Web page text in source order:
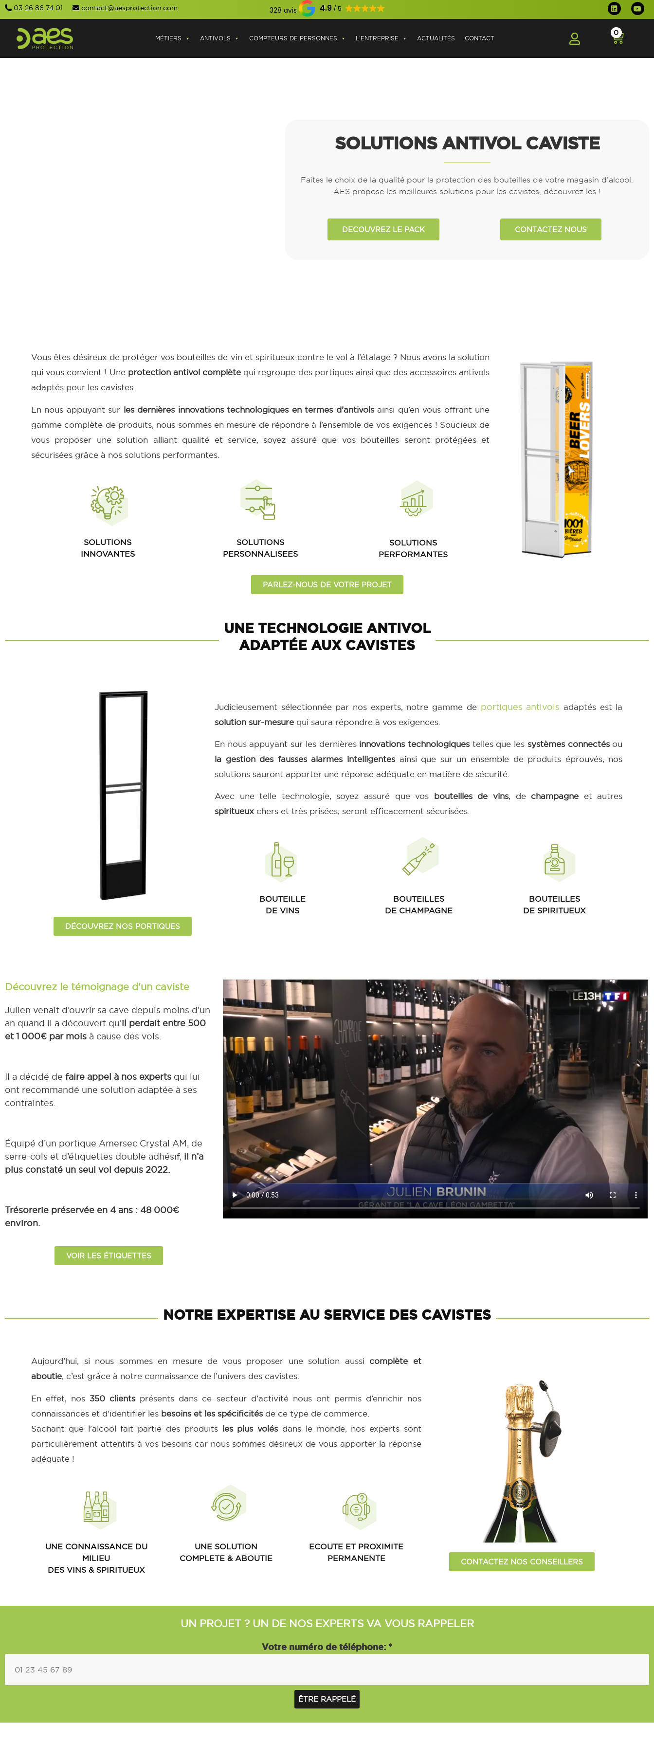
03 26 86 74 01 contact@aesprotection.com 328 avis 4.9
MÉTIERS ANTIVOLS COMPTEURS DE PERSONNES L'ENTREPRISE ACTUALITÉS CONTACT
0
SOLUTIONS ANTIVOL CAVISTE
Faites le choix de la qualité pour la protection des bouteilles de votre magasin d’alcool.
AES propose les meilleures solutions pour les cavistes, découvrez les !
DECOUVREZ LE PACK CONTACTEZ NOUS
Vous êtes désireux de protéger vos bouteilles de vin et spiritueux contre le vol à l’étalage ? Nous avons la solution
qui vous convient ! Une protection antivol complète qui regroupe des portiques ainsi que des accessoires antivols
adaptés pour les cavistes.
En nous appuyant sur les dernières innovations technologiques en termes d’antivolsainsi qu’en vous offrant une
gamme complète de produits, nous sommes en mesure de répondre à l’ensemble de vos exigences ! Soucieux de
vous proposer une solution alliant qualité et service, soyez assuré que vos bouteilles seront protégées et
sécurisées grâce à nos solutions performantes.
SOLUTIONS
INNOVANTES
SOLUTIONS
PERSONNALISEES
SOLUTIONS
PERFORMANTES
PARLEZ-NOUS DE VOTRE PROJET
UNE TECHNOLOGIE ANTIVOL
ADAPTÉE AUX CAVISTES
DÉCOUVREZ NOS PORTIQUES
Judicieusement sélectionnée par nos experts, notre gamme de portiques antivols adaptés est la
solution sur-mesurequi saura répondre à vos exigences.
En nous appuyant sur les dernières innovations technologiquestelles que les systèmes connectésou
la gestion des fausses alarmes intelligentesainsi que sur un ensemble de produits éprouvés, nos
solutions sauront apporter une réponse adéquate en matière de sécurité.
Avec une telle technologie, soyez assuré que vos bouteilles de vins, de champagne et autres
spiritueuxchers et très prisées, seront efficacement sécurisées.
BOUTEILLE
DE VINS
BOUTEILLES
DE CHAMPAGNE
BOUTEILLES
DE SPIRITUEUX
Découvrez le témoignage d'un caviste
Julien venait d’ouvrir sa cave depuis moins d’un
an quand il a découvert qu’il perdait entre 500
et 1 000€ par mois à cause des vols.
Il a décidé de faire appel à nos experts qui lui
ont recommandé une solution adaptée à ses
contraintes.
Équipé d’un portique Amersec Crystal AM, de
serre-cols et d’étiquettes double adhésif, il n’a
plus constaté un seul vol depuis 2022.
Trésorerie préservée en 4 ans : 48 000€
environ.
VOIR LES ÉTIQUETTES
NOTRE EXPERTISE AU SERVICE DES CAVISTES
Aujourd’hui, si nous sommes en mesure de vous proposer une solution aussi complète et
aboutie, c’est grâce à notre connaissance de l’univers des cavistes.
En effet, nos 350 clientsprésents dans ce secteur d’activité nous ont permis d’enrichir nos
connaissances et d’identifier les besoins et les spécificitésde ce type de commerce.
Sachant que l’alcool fait partie des produits les plus volésdans le monde, nos experts sont
particulièrement attentifs à vos besoins car nous sommes désireux de vous apporter la réponse
adéquate !
UNE CONNAISSANCE DU
MILIEU
DES VINS & SPIRITUEUX
UNE SOLUTION
COMPLETE & ABOUTIE
ECOUTE ET PROXIMITE
PERMANENTE
CONTACTEZ NOS CONSEILLERS
UN PROJET ? UN DE NOS EXPERTS VA VOUS RAPPELER
Votre numéro de téléphone: *
ÊTRE RAPPELÉ